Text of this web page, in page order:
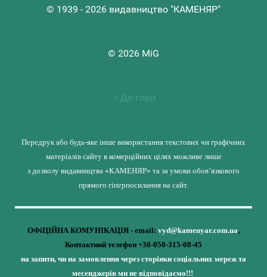
© 1939 - 2026 видавництво "КАМЕНЯР"
© 2026 MiG
До гори
Передрук або будь-яке інше використання текстових чи графічних
матеріалів сайту в комерційних цілях можливе лише
з дозволу видавництва «КАМЕНЯР» та за умови обов’язкового
прямого гіперпосилання на сайт.
ОФіЦІЙНА КОМУНІКАЦІЯ - email: vyd@kamenyar.com.ua,
Контактний телефон +38-050-315-08-45
на запити, чи на замовлення через сторінки соціальних мереж та
месенджерів ми не відповідаємо!!!